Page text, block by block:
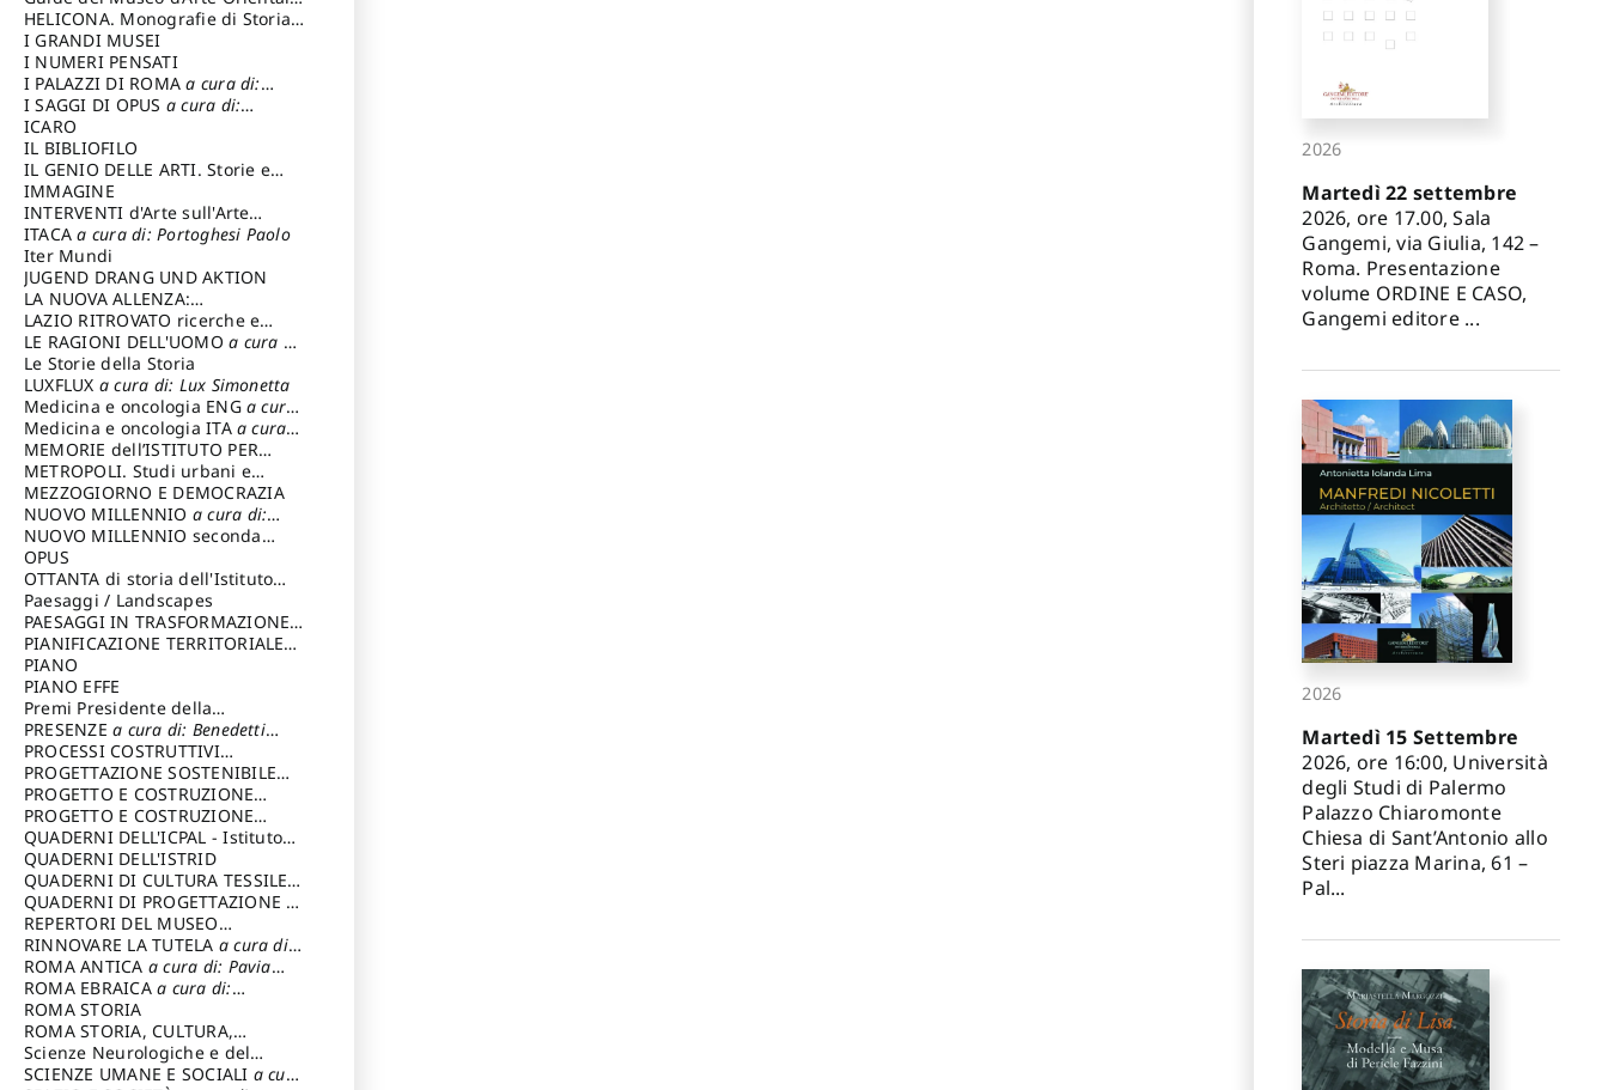
“Giuseppe Tucci”
HELICONA. Monografie di Storia
dell'Artea cura di: Gallo Marco
I GRANDI MUSEI
I NUMERI PENSATI
I PALAZZI DI ROMAa cura di:
Ippoliti Alessandro
I SAGGI DI OPUS a cura di:
Scalesse Tommaso
ICARO
IL BIBLIOFILO
IL GENIO DELLE ARTI. Storie e
interpretazione
IMMAGINE
INTERVENTI d'Arte sull'Arte
dedicata alla cultura della
conservazione d’arte
Fondazione Paola Droghetti onlus
ITACAa cura di: Portoghesi Paolo
Iter Mundi
JUGEND DRANG UND AKTION
LA NUOVA ALLENZA:
ARCHITETTURA & AMBIENTE
LAZIO RITROVATO ricerche e
restauri
LE RAGIONI DELL'UOMOa cura di:
Lombardi Satriani Luigi
Le Storie della Storia
LUXFLUX a cura di: Lux Simonetta
Medicina e oncologia ENG a cura
di: Lopez Massimo
Medicina e oncologia ITA a cura
di: Lopez Massimo
MEMORIE dell’ISTITUTO PER
STORIA DEL RISORGIMENTO
METROPOLI. Studi urbani e
regionali
MEZZOGIORNO E DEMOCRAZIA
NUOVO MILLENNIO a cura di:
Capaldo Pellegrino
NUOVO MILLENNIO seconda
serie
Francesco
OPUS
OTTANTA di storia dell'Istituto
storia dell’Istitutoa cura di:
Cavalieri Patrizia
Paesaggi / Landscapes
PAESAGGI IN TRASFORMAZIONEa
cura di: Corti Enrico A.
PIANIFICAZIONE TERRITORIALE
URBANISTICA ED AMBIENTALE
cura di: Costa Enrico
PIANO
PIANO EFFE
Premi Presidente della
Repubblica
PRESENZEa cura di: Benedetti
Sandro
PROCESSI COSTRUTTIVI
DELL'ARCHITETTURAa cura di:
Ippoliti Alessandro
PROGETTAZIONE SOSTENIBILE
PARTECIPATA
PROGETTO E COSTRUZIONE
DELL’ARCHITETTURA
PROGETTO E COSTRUZIONE
SOSTENIBILE
QUADERNI DELL'ICPAL - Istituto
centrale per il restauro e la
conservazione del patrimonio
archivistico e librario
QUADERNI DELL'ISTRID
QUADERNI DI CULTURA TESSILEa
cura di: Crispolti Livia
QUADERNI DI PROGETTAZIONE a
cura di: Giura Longo Tommaso
REPERTORI DEL MUSEO
CENTRALE DEL RISORGIMENTOa
cura di: Pizzo Marco
RINNOVARE LA TUTELA a cura di:
Cicalò Enrico
ROMA ANTICA a cura di: Pavia
Carlo
ROMA EBRAICAa cura di:
Procaccia Claudio
ROMA STORIA
ROMA STORIA, CULTURA,
IMMAGINEa cura di: Fagiolo
Marcello
Scienze Neurologiche e del
Comportamento
SCIENZE UMANE E SOCIALI a cura
2026
Martedì 22 settembre
2026, ore 17.00, Sala
Gangemi, via Giulia, 142 –
Roma. Presentazione
volume ORDINE E CASO,
Gangemi editore ...
2026
Martedì 15 Settembre
2026, ore 16:00, Università
degli Studi di Palermo
Palazzo Chiaromonte
Chiesa di Sant’Antonio allo
Steri piazza Marina, 61 –
Pal...